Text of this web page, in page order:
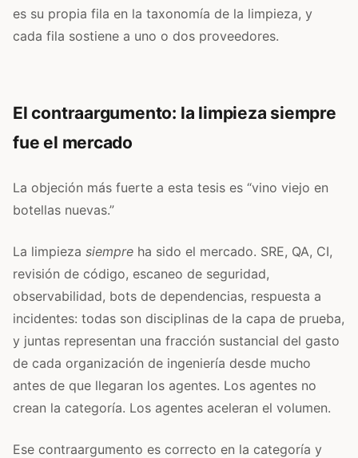
es su propia fila en la taxonomía de la limpieza, y
cada fila sostiene a uno o dos proveedores.
El contraargumento: la limpieza siempre
fue el mercado
La objeción más fuerte a esta tesis es “vino viejo en
botellas nuevas.”
La limpieza siempre ha sido el mercado. SRE, QA, CI,
revisión de código, escaneo de seguridad,
observabilidad, bots de dependencias, respuesta a
incidentes: todas son disciplinas de la capa de prueba,
y juntas representan una fracción sustancial del gasto
de cada organización de ingeniería desde mucho
antes de que llegaran los agentes. Los agentes no
crean la categoría. Los agentes aceleran el volumen.
Ese contraargumento es correcto en la categoría y